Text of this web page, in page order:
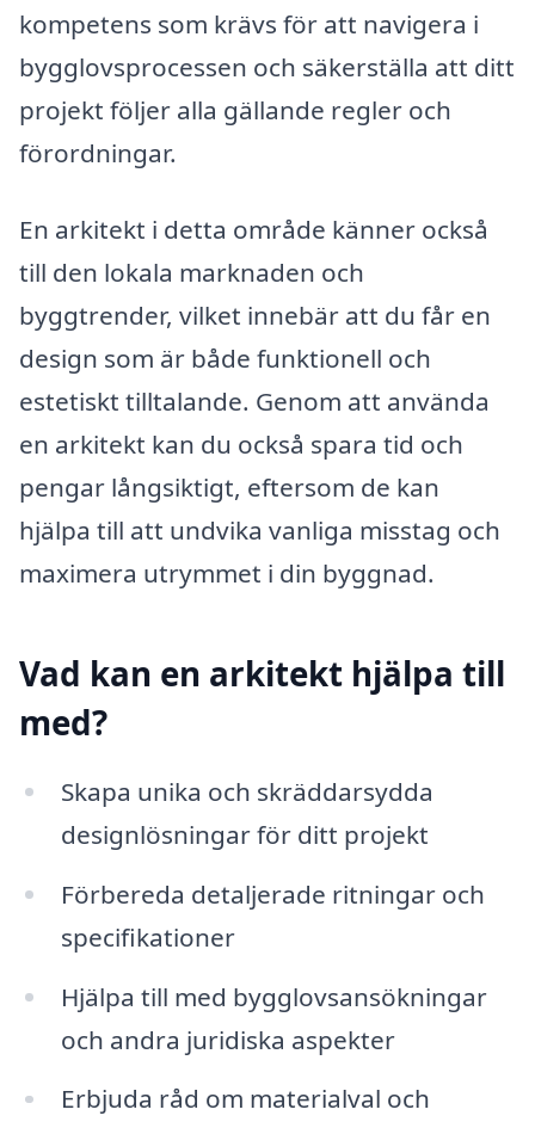
kompetens som krävs för att navigera i
bygglovsprocessen och säkerställa att ditt
projekt följer alla gällande regler och
förordningar.
En arkitekt i detta område känner också
till den lokala marknaden och
byggtrender, vilket innebär att du får en
design som är både funktionell och
estetiskt tilltalande. Genom att använda
en arkitekt kan du också spara tid och
pengar långsiktigt, eftersom de kan
hjälpa till att undvika vanliga misstag och
maximera utrymmet i din byggnad.
Vad kan en arkitekt hjälpa till
med?
Skapa unika och skräddarsydda
designlösningar för ditt projekt
Förbereda detaljerade ritningar och
specifikationer
Hjälpa till med bygglovsansökningar
och andra juridiska aspekter
Erbjuda råd om materialval och